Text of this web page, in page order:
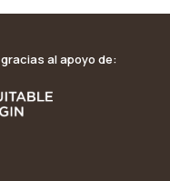
al apoyo de: